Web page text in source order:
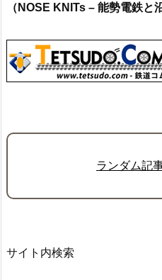
（NOSE KNITs – 能勢電鉄と
ランダム記
サイト内検索